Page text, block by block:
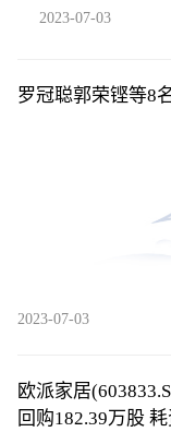
2023-07-03
罗冠聪郭荣铿等8
2023-07-03
欧派家居
回购182.39万股